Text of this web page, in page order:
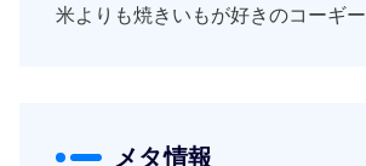
米よりも焼きいもが好きのコーギー
メタ情報